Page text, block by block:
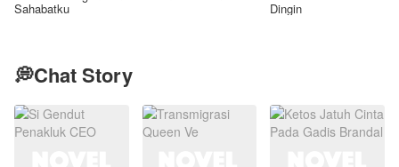
Sahabatku Dingin
💭Chat Story